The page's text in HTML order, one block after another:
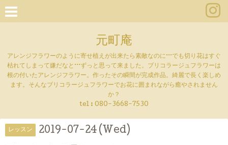
元町庵
アレンジフラワーのように寄せ植えが出来たら素敵なのに···でも切り花はすぐ
枯れてしまって嫌だなと···ずっと思って来ました。ブリコラージュフラワーは
根の付いたアレンジフラワー。作ったその瞬間が完成作品。綺麗で長く楽しめ
ます。そんなブリコラージュフラワーでお花に囲まれながら癒やされません
か？
tel : 080-3668-7530
レッスン 2019-07-24 (Wed)